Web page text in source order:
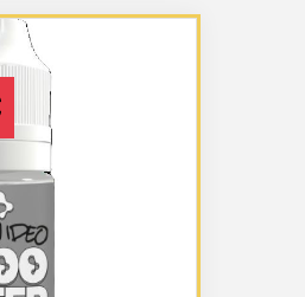
Plage
de
prix :
1,10 €
à